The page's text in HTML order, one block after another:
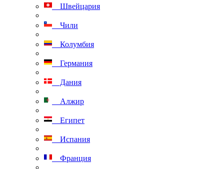
Швейцария
Чили
Колумбия
Германия
Дания
Алжир
Египет
Испания
Франция